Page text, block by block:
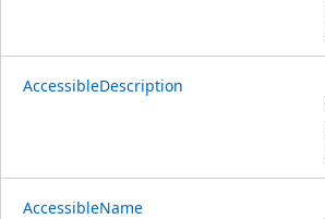
AccessibleDescription
AccessibleName